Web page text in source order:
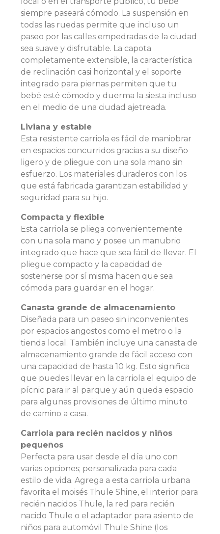
siempre paseará cómodo. La suspensión en
todas las ruedas permite que incluso un
paseo por las calles empedradas de la ciudad
sea suave y disfrutable. La capota
completamente extensible, la característica
de reclinación casi horizontal y el soporte
integrado para piernas permiten que tu
bebé esté cómodo y duerma la siesta incluso
en el medio de una ciudad ajetreada.
Liviana y estable
Esta resistente carriola es fácil de maniobrar
en espacios concurridos gracias a su diseño
ligero y de pliegue con una sola mano sin
esfuerzo. Los materiales duraderos con los
que está fabricada garantizan estabilidad y
seguridad para su hijo.
Compacta y flexible​
Esta carriola se pliega convenientemente
con una sola mano y posee un manubrio
integrado que hace que sea fácil de llevar. El
pliegue compacto y la capacidad de
sostenerse por sí misma hacen que sea
cómoda para guardar en el hogar.​
Canasta grande de almacenamiento
Diseñada para un paseo sin inconvenientes
por espacios angostos como el metro o la
tienda local. También incluye una canasta de
almacenamiento grande de fácil acceso con
una capacidad de hasta 10 kg. Esto significa
que puedes llevar en la carriola el equipo de
pícnic para ir al parque y aún queda espacio
para algunas provisiones de último minuto
de camino a casa.
Carriola para recién nacidos y niños
pequeños
Perfecta para usar desde el día uno con
varias opciones; personalizada para cada
estilo de vida. Agrega a esta carriola urbana
favorita el moisés Thule Shine, el interior para
recién nacidos Thule, la red para recién
nacido Thule o el adaptador para asiento de
niños para automóvil Thule Shine (los